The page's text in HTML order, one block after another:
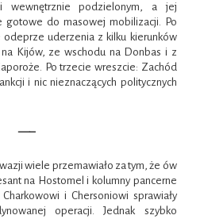
wewnętrznie podzielonym, a jej
gotowe do masowej mobilizacji. Po
odeprze uderzenia z kilku kierunków
Kijów, ze wschodu na Donbas i z
Po trzecie wreszcie: Zachód
i nic nieznaczących politycznych
—–
wiele przemawiało za tym, że ów
na Hostomel i kolumny pancerne
i Chersoniowi sprawiały
operacji. Jednak szybko